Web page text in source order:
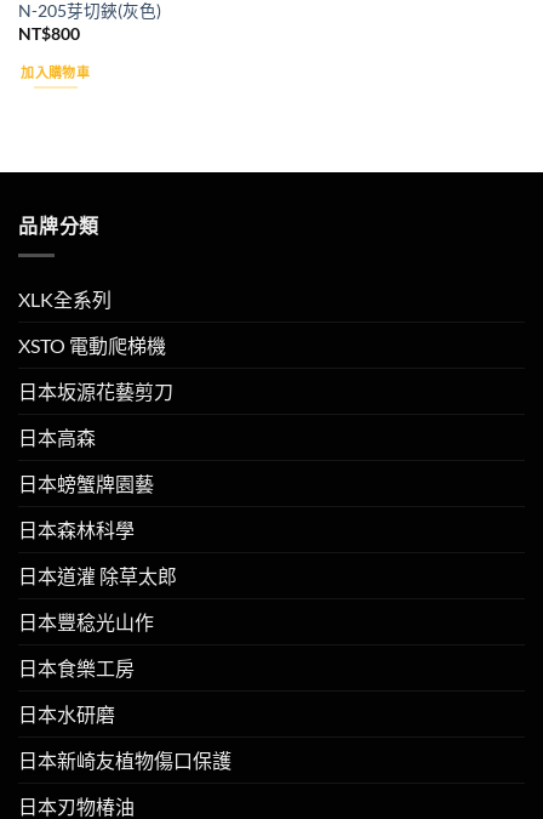
N-205芽切鋏(灰色)
NT$800
加入購物車
品牌分類
XLK全系列
XSTO 電動爬梯機
日本坂源花藝剪刀
日本高森
日本螃蟹牌園藝
日本森林科學
日本道灌 除草太郎
日本豐稔光山作
日本食樂工房
日本水研磨
日本新崎友植物傷口保護
日本刃物椿油